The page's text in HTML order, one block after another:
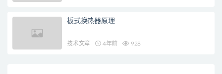
板式换热器原理
技术文章 4年前 928